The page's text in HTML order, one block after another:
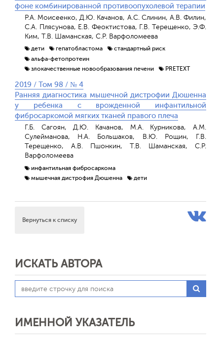
фоне комбинированной противоопухолевой терапии
Р.А. Моисеенко, Д.Ю. Качанов, А.C. Слинин, А.В. Филин,
С.А. Плясунова, Е.В. Феоктистова, Г.В. Терещенко, Э.Ф.
Ким, Т.В. Шаманская, С.Р. Варфоломеева
дети гепатобластома
стандартный риск
альфа-фетопротеин
злокачественные новообразования печени
PRETEXT
2019 / Том 98 / № 4
Ранняя диагностика мышечной дистрофии Дюшенна
у ребенка с врожденной инфантильной
фибросаркомой мягких тканей правого плеча
Г.Б. Сагоян, Д.Ю. Качанов, М.А. Курникова, А.М.
Сулейманова, Н.А. Большаков, В.Ю. Рощин, Г.В.
Терещенко, А.В. Пшонкин, Т.В. Шаманская, С.Р.
Варфоломеева
инфантильная фибросаркома
мышечная дистрофия Дюшенна
дети
Вернуться к списку
ИСКАТЬ АВТОРА
ИМЕННОЙ УКАЗАТЕЛЬ